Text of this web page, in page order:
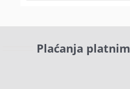
Plaćanja